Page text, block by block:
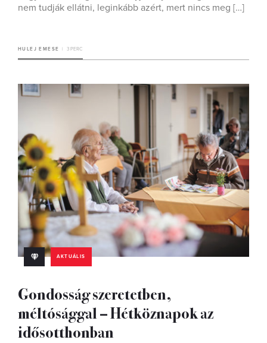
nem tudják ellátni, leginkább azért, mert nincs meg […]
HULEJ EMESE 3 PERC
AKTUÁLIS
Gondosság szeretetben,
méltósággal – Hétköznapok az
idősotthonban